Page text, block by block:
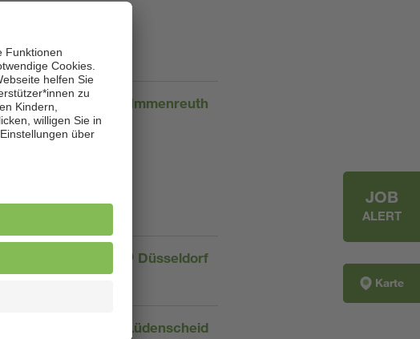
Immenreuth
Düsseldorf
Lüdenscheid
JOB
ALERT
Karte